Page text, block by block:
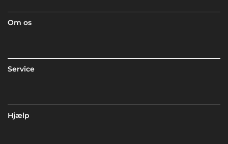
Om os
Service
Hjælp